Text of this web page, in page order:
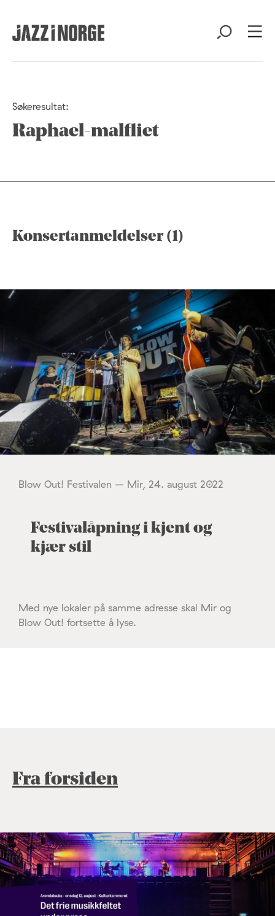
Søkeresultat:
Raphael-malfliet
Konsertanmeldelser (1)
Blow Out! Festivalen – Mir, 24. august 2022
Festivalåpning i kjent og
kjær stil
Med nye lokaler på samme adresse skal Mir og
Blow Out! fortsette å lyse.
Fra forsiden